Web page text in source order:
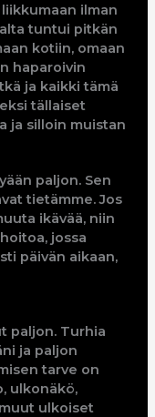
ilman
tuntui pitkän
kotiin, omaan
haparoivin
ja kaikki tämä
tällaiset
ja silloin muistan
paljon. Sen
tietämme. Jos
ikävää, niin
jossa
päivän aikaan,
paljon. Turhia
ja paljon
tarve on
ulkonäkö,
ulkoiset